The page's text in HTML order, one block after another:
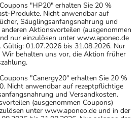
"HP20" erhalten Sie 20 %
Produkte. Nicht anwendbar auf
Säuglingsanfangsnahrung und
Aktionsvorteilen (ausgenommen
nur einzulösen unter www.aponeo.de
01.07.2026 bis 31.08.2026. Nur
behalten uns vor, die Aktion früher
"Canergy20" erhalten Sie 20 %
Nicht anwendbar auf rezeptpflichtige
und Versandkosten.
(ausgenommen Coupons)
unter www.aponeo.de und in der